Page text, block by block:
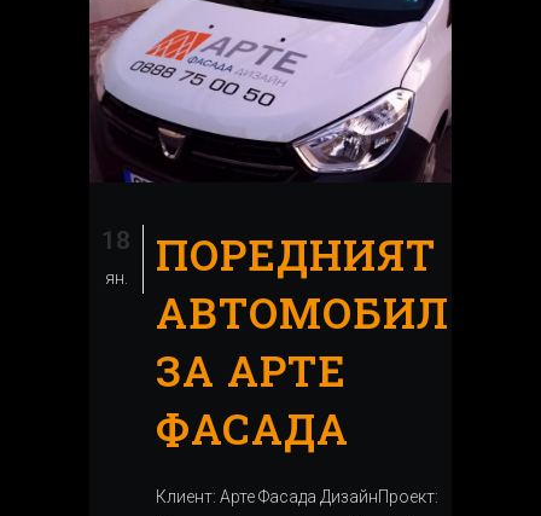
18
ян.
ПОРЕДНИЯТ
АВТОМОБИЛ
ЗА АРТЕ
ФАСАДА
Клиент: Арте Фасада ДизайнПроект: